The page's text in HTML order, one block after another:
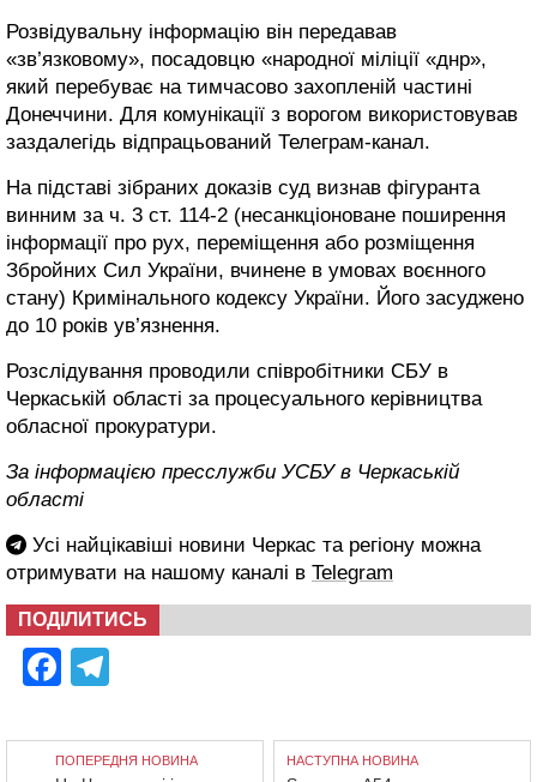
Розвідувальну інформацію він передавав
«зв’язковому», посадовцю «народної міліції «днр»,
який перебуває на тимчасово захопленій частині
Донеччини. Для комунікації з ворогом використовував
заздалегідь відпрацьований Телеграм-канал.
На підставі зібраних доказів суд визнав фігуранта
винним за ч. 3 ст. 114-2 (несанкціоноване поширення
інформації про рух, переміщення або розміщення
Збройних Сил України, вчинене в умовах воєнного
стану) Кримінального кодексу України. Його засуджено
до 10 років ув’язнення.
Розслідування проводили співробітники СБУ в
Черкаській області за процесуального керівництва
обласної прокуратури.
За інформацією пресслужби УСБУ в Черкаській
області
Усі найцікавіші новини Черкас та регіону можна
отримувати на нашому каналі в Telegram
ПОДІЛИТИСЬ
Facebook
ПОПЕРЕДНЯ НОВИНА НАСТУПНА НОВИНА